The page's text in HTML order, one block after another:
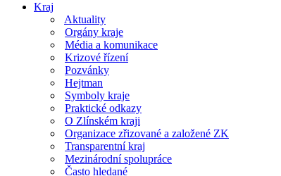
Kraj
Aktuality
Orgány kraje
Média a komunikace
Krizové řízení
Pozvánky
Hejtman
Symboly kraje
Praktické odkazy
O Zlínském kraji
Organizace zřizované a založené ZK
Transparentní kraj
Mezinárodní spolupráce
Často hledané